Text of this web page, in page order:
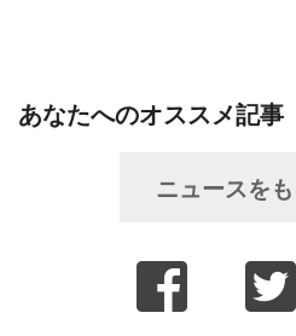
あなたへのオススメ記事
ニュースを